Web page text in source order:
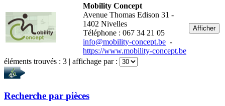
Mobility Concept
Avenue Thomas Edison 31 -
1402 Nivelles
Téléphone : 067 34 21 05
info@mobility-concept.be -
https://www.mobility-concept.be
Afficher
éléments trouvés : 3 | affichage par :
Recherche par pièces